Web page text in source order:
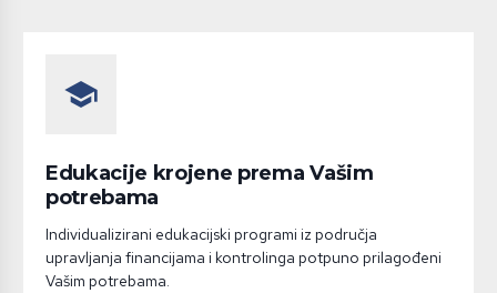
school
Edukacije krojene prema Vašim
potrebama
Individualizirani edukacijski programi iz područja
upravljanja financijama i kontrolinga potpuno prilagođeni
Vašim potrebama.